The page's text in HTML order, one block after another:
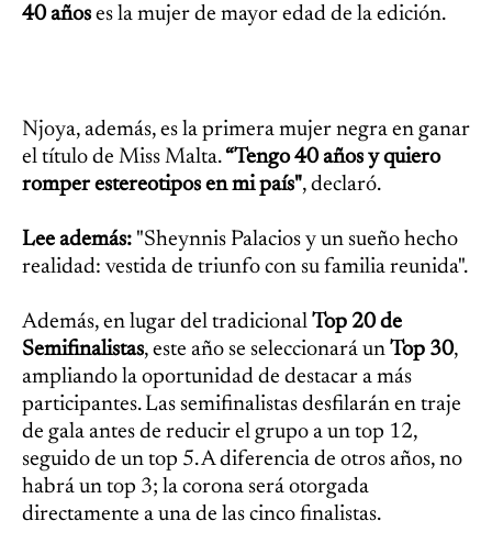
40 años es la mujer de mayor edad de la edición.
Njoya, además, es la primera mujer negra en ganar
el título de Miss Malta.“Tengo 40 años y quiero
romper estereotipos en mi país", declaró.
Lee además: "Sheynnis Palacios y un sueño hecho
realidad: vestida de triunfo con su familia reunida".
Además, en lugar del tradicional Top 20 de
Semifinalistas, este año se seleccionará un Top 30,
ampliando la oportunidad de destacar a más
participantes. Las semifinalistas desfilarán en traje
de gala antes de reducir el grupo a un top 12,
seguido de un top 5. A diferencia de otros años, no
habrá un top 3; la corona será otorgada
directamente a una de las cinco finalistas.